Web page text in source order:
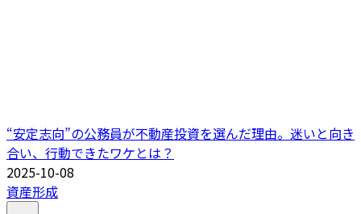
“安定志向”の公務員が不動産投資を選んだ理由。迷いと向き
合い、行動できたワケとは？
2025-10-08
資産形成